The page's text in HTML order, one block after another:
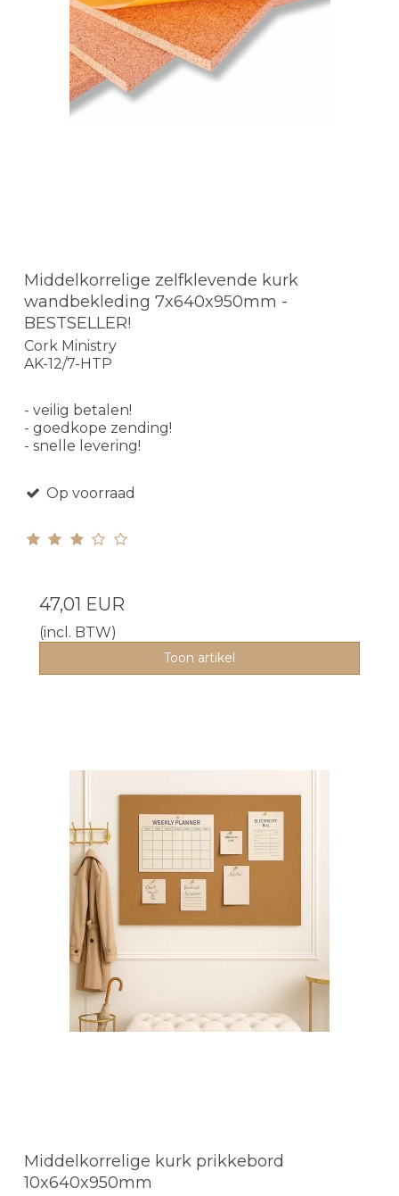
Middelkorrelige zelfklevende kurk
wandbekleding 7x640x950mm -
BESTSELLER!
Cork Ministry
AK-12/7-HTP
- veilig betalen!
- goedkope zending!
- snelle levering!
Op voorraad
47,01 EUR
(incl. BTW)
Toon artikel
Middelkorrelige kurk prikkebord
10x640x950mm